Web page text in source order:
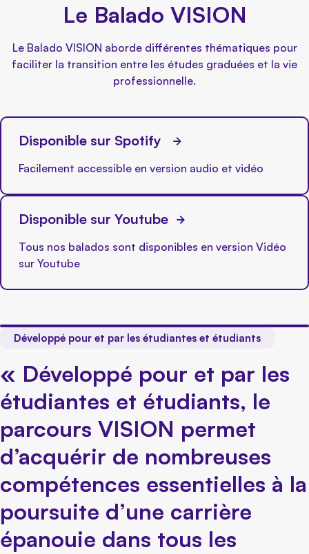
Le Balado VISION
Le Balado VISION aborde différentes thématiques pour
faciliter la transition entre les études graduées et la vie
professionnelle.
Disponible sur Spotify
Facilement accessible en version audio et vidéo
Disponible sur Youtube
Tous nos balados sont disponibles en version Vidéo
sur Youtube
Développé pour et par les étudiantes et étudiants
« Développé pour et par les
étudiantes et étudiants, le
parcours VISION permet
d’acquérir de nombreuses
compétences essentielles à la
poursuite d’une carrière
épanouie dans tous les